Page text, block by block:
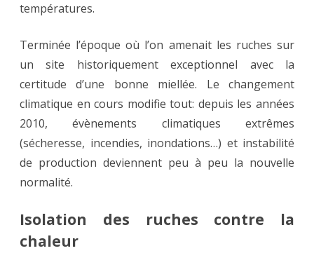
températures.
Terminée l’époque où l’on amenait les ruches sur
un site historiquement exceptionnel avec la
certitude d’une bonne miellée. Le changement
climatique en cours modifie tout: depuis les années
2010, évènements climatiques extrêmes
(sécheresse, incendies, inondations…) et instabilité
de production deviennent peu à peu la nouvelle
normalité.
Isolation des ruches contre la
chaleur